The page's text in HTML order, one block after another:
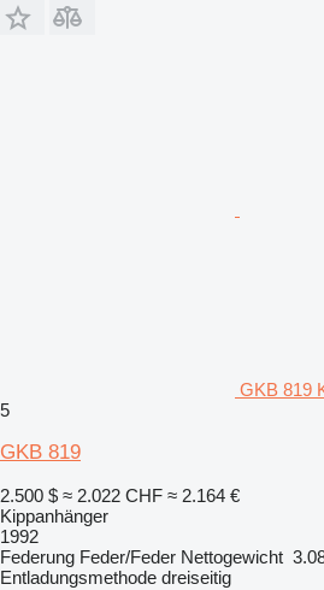
GKB 819
5
GKB 819
2.500 $ ≈ 2.022 CHF ≈ 2.164 €
Kippanhänger
1992
Federung Feder/Feder Nettogewicht
Entladungsmethode dreiseitig